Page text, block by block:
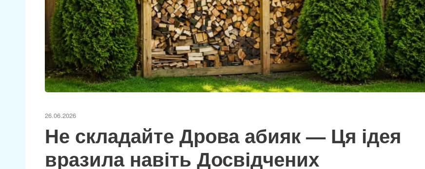
26.06.2026
Не складайте Дрова абияк — Ця ідея
вразила навіть Досвідчених